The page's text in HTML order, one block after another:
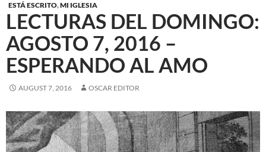
ESTÁ ESCRITO,MI IGLESIA
LECTURAS DEL DOMINGO:
AGOSTO 7, 2016 –
ESPERANDO AL AMO
AUGUST 7, 2016 OSCAR EDITOR